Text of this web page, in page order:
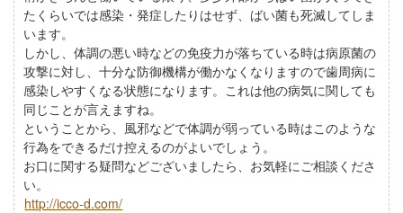
たくらいでは感染・発症したりはせず、ばい菌も死滅してしま
います。
しかし、体調の悪い時などの免疫力が落ちている時は病原菌の
攻撃に対し、十分な防御機構が働かなくなりますので歯周病に
感染しやすくなる状態になります。これは他の病気に関しても
同じことが言えますね。
ということから、風邪などで体調が弱っている時はこのような
行為をできるだけ控えるのがよいでしょう。
お口に関する疑問などございましたら、お気軽にご相談くださ
い。
http://icco-d.com/